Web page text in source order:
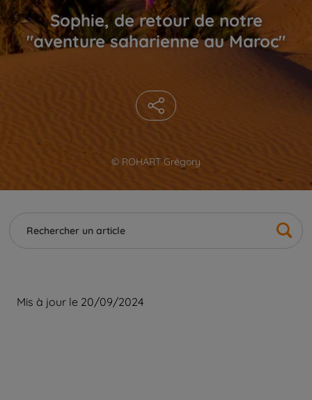
© ROHART Grégory
Sophie, de retour de notre
"aventure saharienne au Maroc"
Mis à jour le 20/09/2024